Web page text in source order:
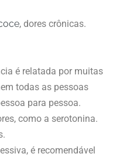
, dores crônicas.
é relatada por muitas
todas as pessoas
para pessoa.
como a serotonina.
é recomendável